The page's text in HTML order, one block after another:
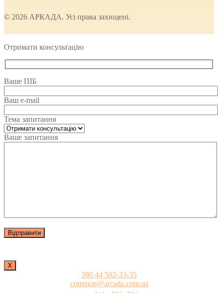
© 2026 АРКАДА. Усі права захищені.
Отримати консультацію
Ваше ПІБ
Ваш e-mail
Тема запитання
Ваше запитання
Х
380 44 502-33-35
common@arcada.com.ua